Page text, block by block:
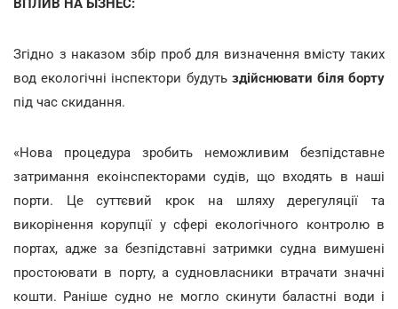
ВПЛИВ НА БІЗНЕС:
Згідно з наказом збір проб для визначення вмісту таких
вод екологічні інспектори будуть здійснювати біля борту
під час скидання.
«Нова процедура зробить неможливим безпідставне
затримання екоінспекторами судів, що входять в наші
порти. Це суттєвий крок на шляху дерегуляції та
викорінення корупції у сфері екологічного контролю в
портах, адже за безпідставні затримки судна вимушені
простоювати в порту, а судновласники втрачати значні
кошти. Раніше судно не могло скинути баластні води і